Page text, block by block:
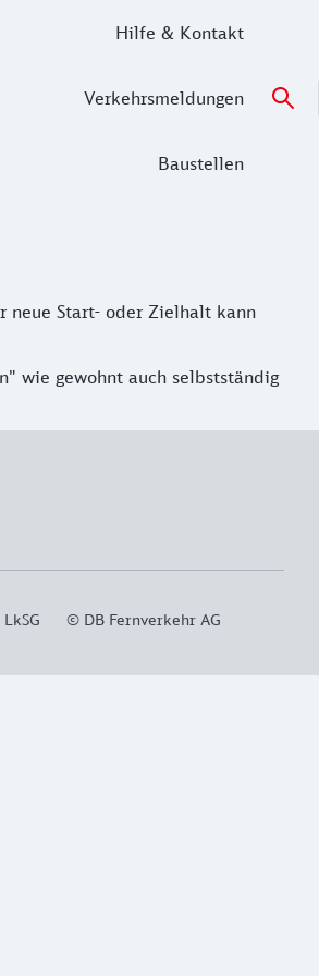
Hilfe & Kontakt
Verkehrsmeldungen
Baustellen
neue Start- oder Zielhalt kann
wie gewohnt auch selbstständig
LkSG © DB Fernverkehr AG